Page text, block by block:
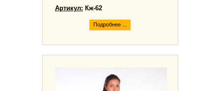
Артикул: Кж-62
Подробнее ...